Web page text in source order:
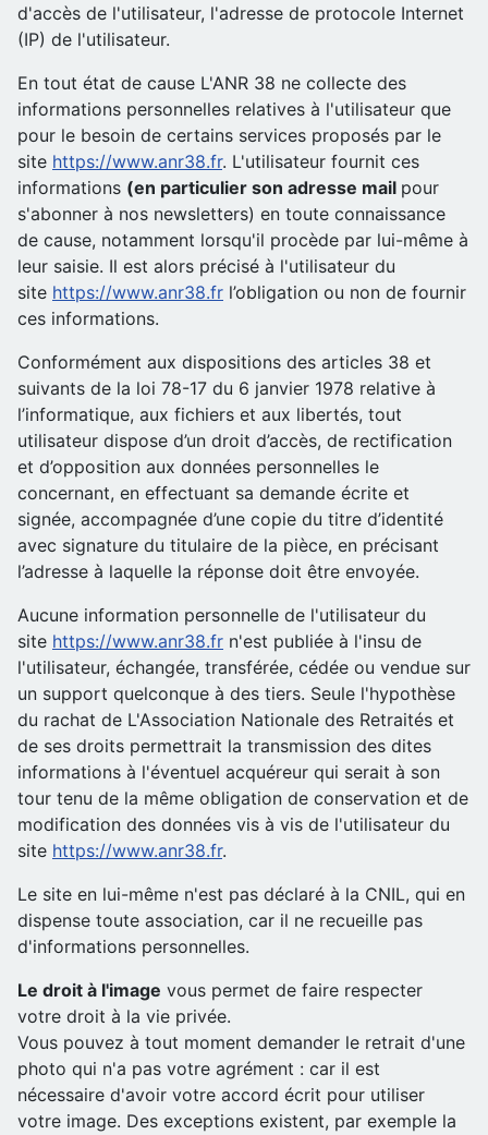
d'accès de l'utilisateur, l'adresse de protocole Internet
(IP) de l'utilisateur.
En tout état de cause L'ANR 38 ne collecte des
informations personnelles relatives à l'utilisateur que
pour le besoin de certains services proposés par le
site https://www.anr38.fr. L'utilisateur fournit ces
informations (en particulier son adresse mail pour
s'abonner à nos newsletters) en toute connaissance
de cause, notamment lorsqu'il procède par lui-même à
leur saisie. Il est alors précisé à l'utilisateur du
site https://www.anr38.fr l’obligation ou non de fournir
ces informations.
Conformément aux dispositions des articles 38 et
suivants de la loi 78-17 du 6 janvier 1978 relative à
l’informatique, aux fichiers et aux libertés, tout
utilisateur dispose d’un droit d’accès, de rectification
et d’opposition aux données personnelles le
concernant, en effectuant sa demande écrite et
signée, accompagnée d’une copie du titre d’identité
avec signature du titulaire de la pièce, en précisant
l’adresse à laquelle la réponse doit être envoyée.
Aucune information personnelle de l'utilisateur du
site https://www.anr38.fr n'est publiée à l'insu de
l'utilisateur, échangée, transférée, cédée ou vendue sur
un support quelconque à des tiers. Seule l'hypothèse
du rachat de L'Association Nationale des Retraités et
de ses droits permettrait la transmission des dites
informations à l'éventuel acquéreur qui serait à son
tour tenu de la même obligation de conservation et de
modification des données vis à vis de l'utilisateur du
site https://www.anr38.fr.
Le site en lui-même n'est pas déclaré à la CNIL, qui en
dispense toute association, car il ne recueille pas
d'informations personnelles.
Le droit à l'image vous permet de faire respecter
votre droit à la vie privée.
Vous pouvez à tout moment demander le retrait d'une
photo qui n'a pas votre agrément : car il est
nécessaire d'avoir votre accord écrit pour utiliser
votre image. Des exceptions existent, par exemple la